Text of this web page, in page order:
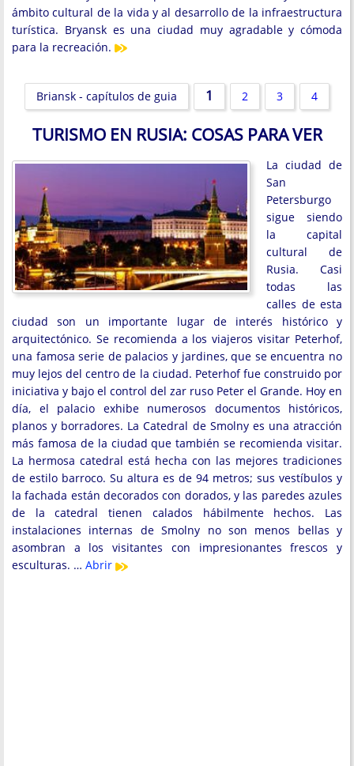
ámbito cultural de la vida y al desarrollo de la infraestructura
turística. Bryansk es una ciudad muy agradable y cómoda
para la recreación.
Briansk - capítulos de guia 1 2 3 4
TURISMO EN RUSIA: COSAS PARA VER
La ciudad de
San
Petersburgo
sigue siendo
la capital
cultural de
Rusia. Casi
todas las
calles de esta
ciudad son un importante lugar de interés histórico y
arquitectónico. Se recomienda a los viajeros visitar Peterhof,
una famosa serie de palacios y jardines, que se encuentra no
muy lejos del centro de la ciudad. Peterhof fue construido por
iniciativa y bajo el control del zar ruso Peter el Grande. Hoy en
día, el palacio exhibe numerosos documentos históricos,
planos y borradores. La Catedral de Smolny es una atracción
más famosa de la ciudad que también se recomienda visitar.
La hermosa catedral está hecha con las mejores tradiciones
de estilo barroco. Su altura es de 94 metros; sus vestíbulos y
la fachada están decorados con dorados, y las paredes azules
de la catedral tienen calados hábilmente hechos. Las
instalaciones internas de Smolny no son menos bellas y
asombran a los visitantes con impresionantes frescos y
esculturas. … Abrir